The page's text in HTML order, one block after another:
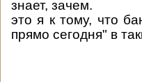
знает, зачем.
это я к тому, что
прямо сегодня" в